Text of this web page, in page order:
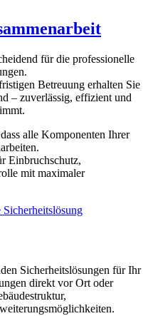
für die professionelle
Betreuung erhalten Sie
– zuverlässig, effizient und
alle Komponenten Ihrer
Einbruchschutz,
mit maximaler
Sicherheitslösungen für Ihr
direkt vor Ort oder